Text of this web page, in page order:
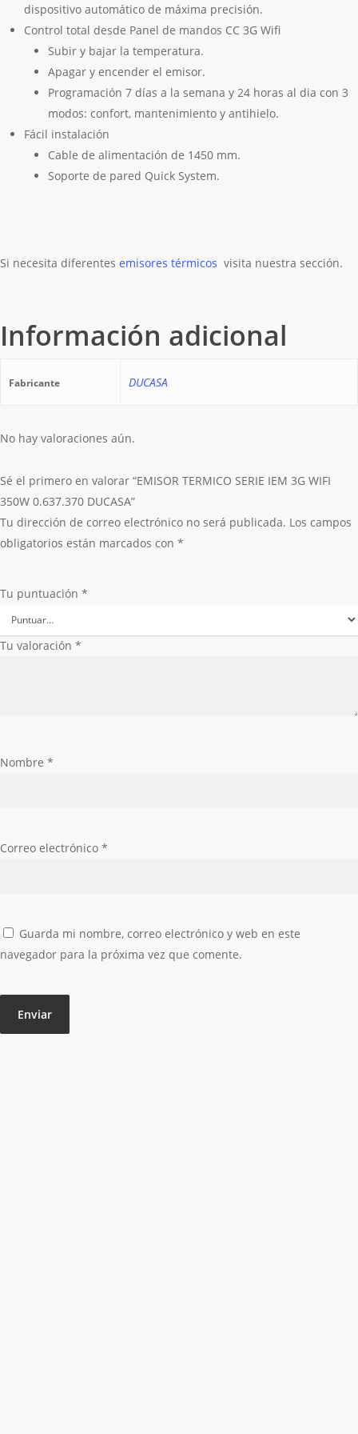
dispositivo automático de máxima precisión.
Control total desde Panel de mandos CC 3G Wifi
Subir y bajar la temperatura.
Apagar y encender el emisor.
Programación 7 días a la semana y 24 horas al dia con 3
modos: confort, mantenimiento y antihielo.
Fácil instalación
Cable de alimentación de 1450 mm.
Soporte de pared Quick System.
Si necesita diferentes emisores térmicos visita nuestra sección.
Información adicional
Fabricante DUCASA
No hay valoraciones aún.
Sé el primero en valorar “EMISOR TERMICO SERIE IEM 3G WIFI
350W 0.637.370 DUCASA”
Tu dirección de correo electrónico no será publicada. Los campos
obligatorios están marcados con *
Tu puntuación *
Tu valoración *
Nombre *
Correo electrónico *
Guarda mi nombre, correo electrónico y web en este
navegador para la próxima vez que comente.